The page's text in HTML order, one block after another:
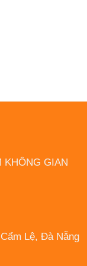
KHÔNG GIAN
Lệ, Đà Nẵng